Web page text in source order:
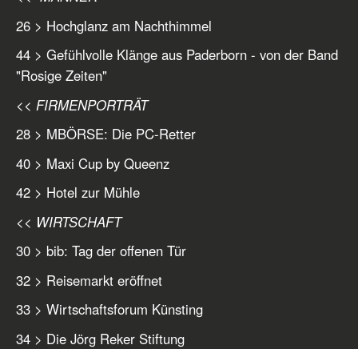
26 > Hochglanz am Nachthimmel
44 > Gefühlvolle Klänge aus Paderborn - von der Band
"Rosige Zeiten"
<< FIRMENPORTRÄT
28 > MBÖRSE: Die PC-Retter
40 > Maxi Cup by Queenz
42 > Hotel zur Mühle
<< WIRTSCHAFT
30 > bib: Tag der offenen Tür
32 > Reisemarkt eröffnet
33 > Wirtschaftsforum Künsting
34 > Die Jörg Reker Stiftung